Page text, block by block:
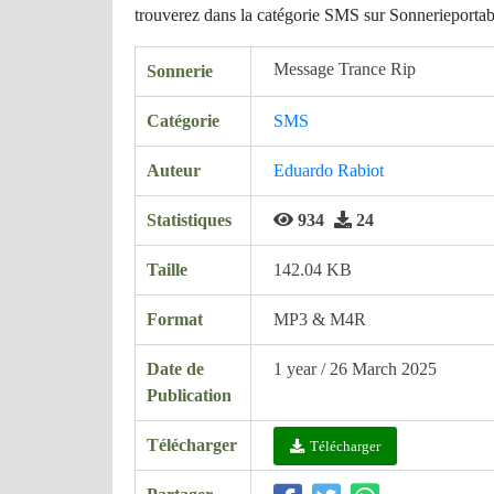
trouverez dans la catégorie SMS sur
Sonnerie Message Trance Rip
Catégorie SMS
Auteur Eduardo Rabiot
Statistiques 934 24
Taille 142.04 KB
Format MP3 & M4R
Date de
Publication
1 year / 26 March 2025
Télécharger Télécharger